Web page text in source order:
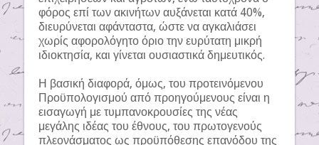
φόρος επί των ακινήτων αυξάνεται κατά 40%,
διευρύνεται αφάνταστα, ώστε να αγκαλιάσει
χωρίς αφορολόγητο όριο την ευρύτατη μικρή
ιδιοκτησία, και γίνεται ουσιαστικά δημευτικός.
Η βασική διαφορά, όμως, του προτεινόμενου
Προϋπολογισμού από προηγούμενους είναι η
εισαγωγή με τυμπανοκρουσίες της νέας
μεγάλης ιδέας του έθνους, του πρωτογενούς
πλεονάσματος ως προϋπόθεσης επανόδου της